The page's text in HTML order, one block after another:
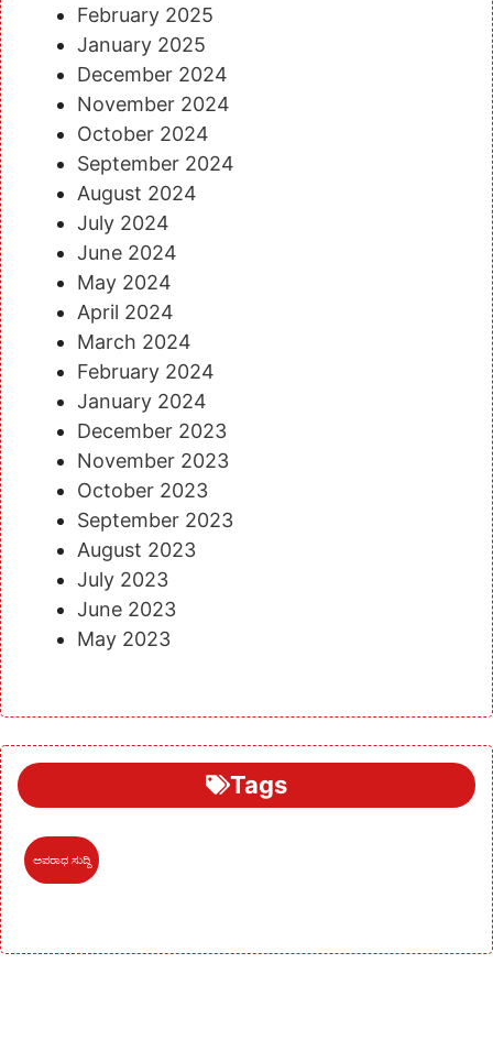
February 2025
January 2025
December 2024
November 2024
October 2024
September 2024
August 2024
July 2024
June 2024
May 2024
April 2024
March 2024
February 2024
January 2024
December 2023
November 2023
October 2023
September 2023
August 2023
July 2023
June 2023
May 2023
Tags
ಅಪರಾಧ ಸುದ್ದಿ